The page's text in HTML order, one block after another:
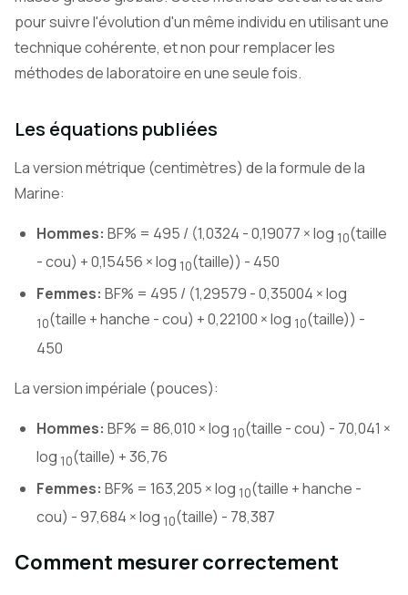
pour suivre l'évolution d'un même individu en utilisant une
technique cohérente, et non pour remplacer les
méthodes de laboratoire en une seule fois.
Les équations publiées
La version métrique (centimètres) de la formule de la
Marine:
Hommes: BF% = 495 / (1,0324 - 0,19077 × log 10(taille
- cou) + 0,15456 × log 10(taille)) - 450
Femmes: BF% = 495 / (1,29579 - 0,35004 × log
10(taille + hanche - cou) + 0,22100 × log 10(taille)) -
450
La version impériale (pouces):
Hommes: BF% = 86,010 × log 10(taille - cou) - 70,041 ×
log 10(taille) + 36,76
Femmes: BF% = 163,205 × log 10(taille + hanche -
cou) - 97,684 × log 10(taille) - 78,387
Comment mesurer correctement